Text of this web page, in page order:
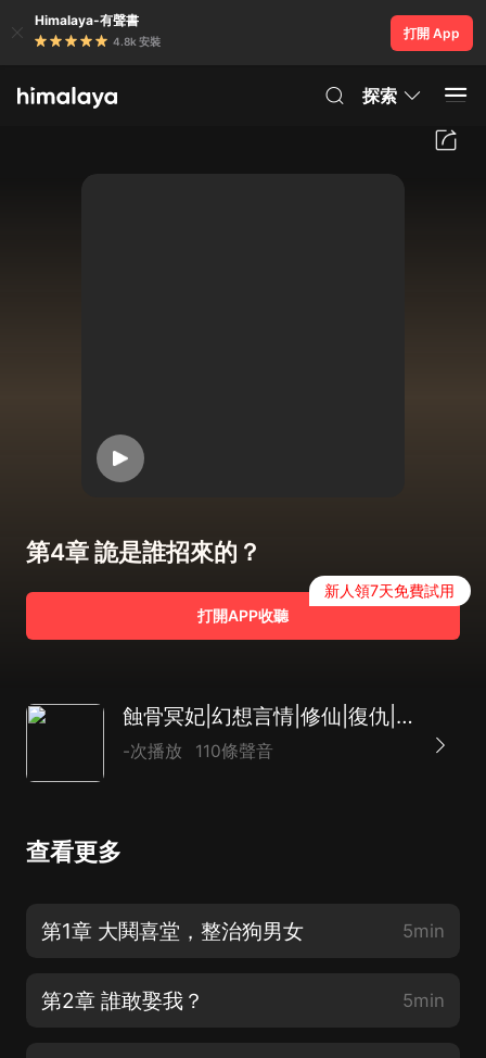
Himalaya-有聲書
4.8k 安裝
打開 App
探索
第4章 詭是誰招來的？
打開APP收聽
新人領7天免費試用
蝕骨冥妃|幻想言情|修仙|復仇|AI專輯
-次播放 110條聲音
查看更多
第1章 大鬨喜堂，整治狗男女 5min
第2章 誰敢娶我？ 5min